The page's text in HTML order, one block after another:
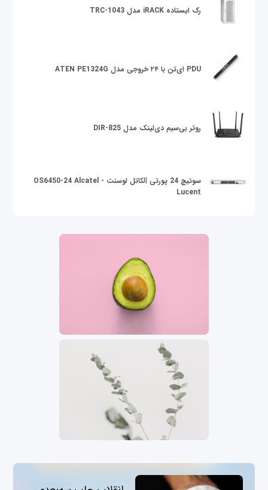
رک ایستاده iRACK مدل TRC-1043
PDU ای‌تن با ۲۴ خروجی مدل ATEN PE1324G
روتر بی‌سیم دی‌لینک مدل DIR-825
سوئیچ 24 پورتی آلکاتل لوسنت OS6450-24 Alcatel -
Lucent